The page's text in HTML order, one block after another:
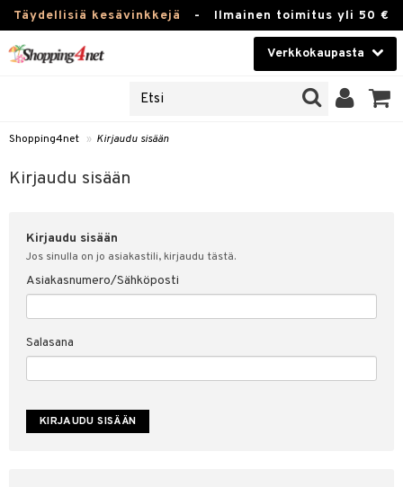
Täydellisiä kesävinkkejä - Ilmainen toimitus yli 50 €
Verkkokaupasta
Piilolinssit
Luontaistuotteet
Fitness
Koti & Sisustus
Lelut, Lapsi & Vauva
Tuotemerkkejä
Shopping4net » Kirjaudu sisään
Kirjaudu sisään
Kirjaudu sisään
Jos sinulla on jo asiakastili, kirjaudu tästä.
Asiakasnumero/Sähköposti
Salasana
sisään
& vastauksia
myyntiehdot
suojaus